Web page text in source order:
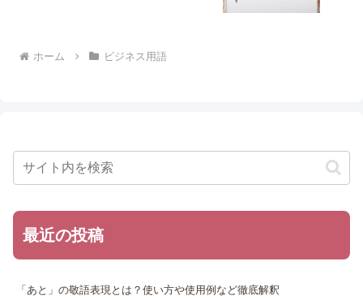
ホーム ビジネス用語
最近の投稿
「あと」の敬語表現とは？使い方や使用例など徹底解釈